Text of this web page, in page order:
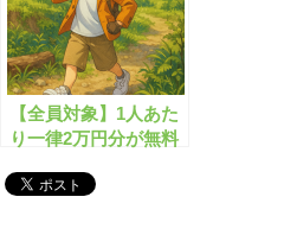
【全員対象】1人あた
り一律2万円分が無料